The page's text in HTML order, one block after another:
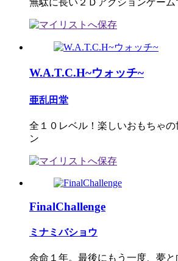
W.A.T.C.H~ウォッチ~
亜乱田堂
全１０レベル！楽しいおもちゃ
ン
FinalChallenge
ミナミバショウ
余命１年。最後にもう一度、夢と